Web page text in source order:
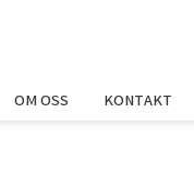
OM OSS KONTAKT